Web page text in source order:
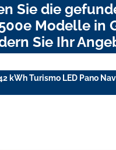
Sie die
Modelle in
Sie Ihr
kWh Turismo LED Pano